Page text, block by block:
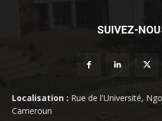
SUIVEZ-
Localisation : Rue de l'Université,
Cameroun